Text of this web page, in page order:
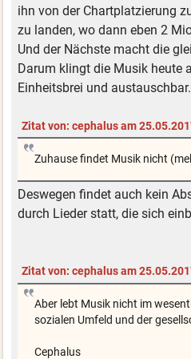
ihn von der Chartplatzierung
zu landen, wo dann eben 2
Und der Nächste macht die
Darum klingt die Musik heute
Einheitsbrei und austauschbar.
Zitat von: cephalus am
Zuhause findet Musik nicht
Deswegen findet auch kein
durch Lieder statt, die sich
Zitat von: cephalus am
Aber lebt Musik nicht im
sozialen Umfeld und der
Cephalus